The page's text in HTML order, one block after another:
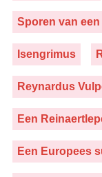
Sporen van
Isengrimus
Reynardus
Een
Een Europees